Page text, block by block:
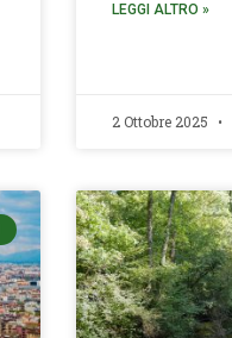
LEGGI ALTRO »
2 Ottobre 2025